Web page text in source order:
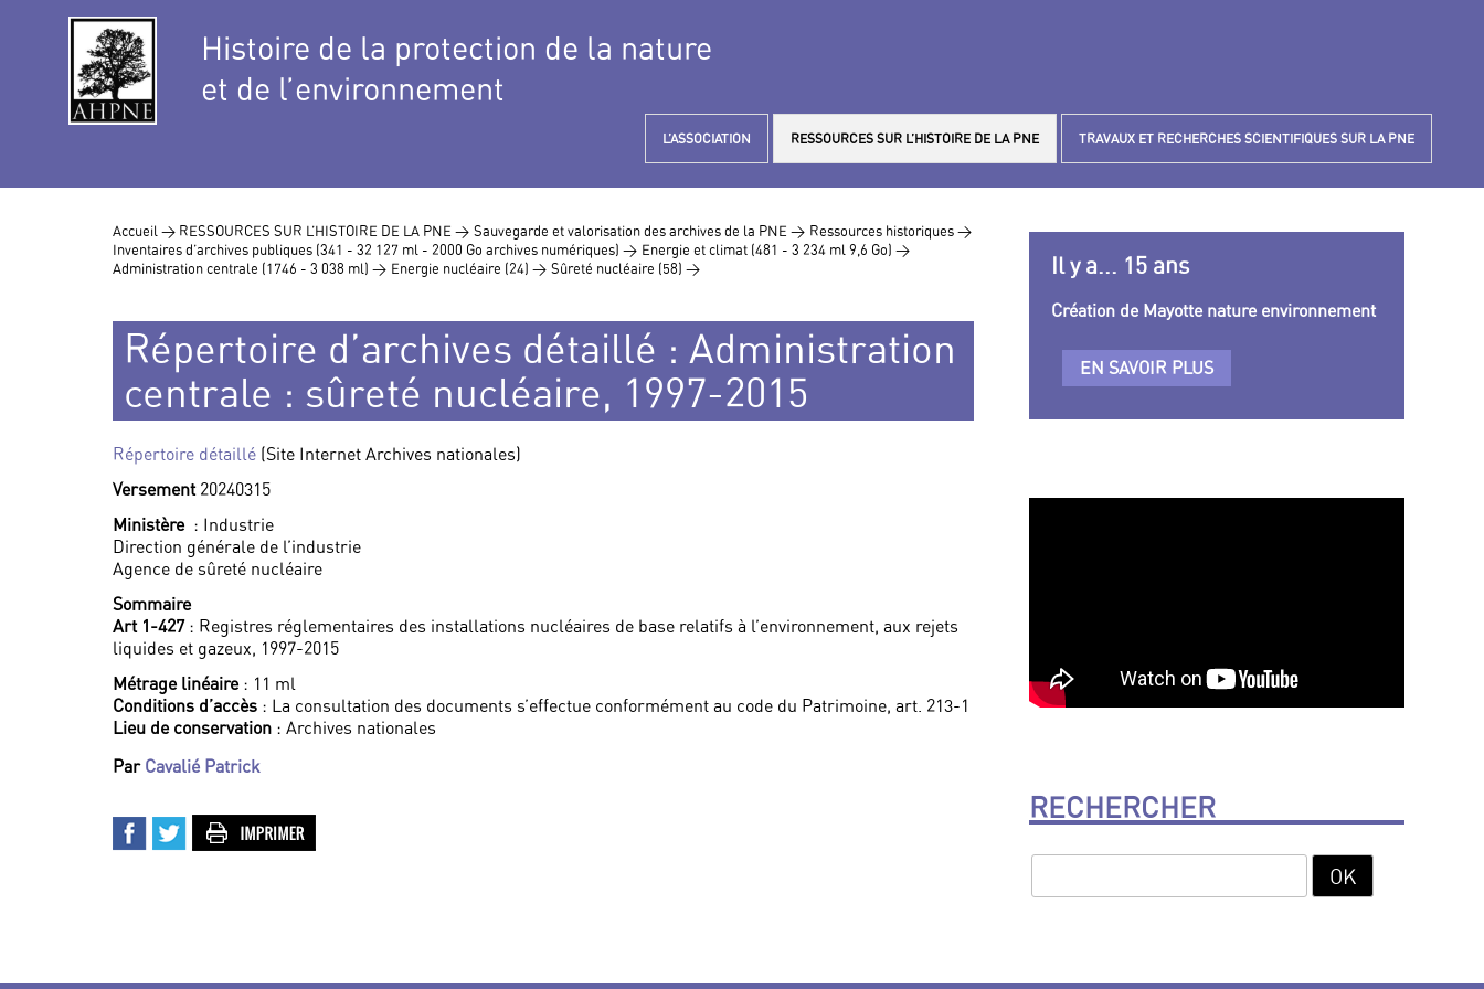
Histoire de la protection de la nature
et de l’environnement
L’ASSOCIATION RESSOURCES SUR L’HISTOIRE DE LA PNE TRAVAUX ET RECHERCHES SCIENTIFIQUES SUR LA PNE
Accueil > RESSOURCES SUR L’HISTOIRE DE LA PNE > Sauvegarde et valorisation des archives de la PNE > Ressources historiques >
Inventaires d’archives publiques (341 - 32 127 ml - 2000 Go archives numériques) > Energie et climat (481 - 3 234 ml 9,6 Go) >
Administration centrale (1746 - 3 038 ml) > Energie nucléaire (24) > Sûreté nucléaire (58) >
Répertoire d’archives détaillé : Administration
centrale : sûreté nucléaire, 1997-2015
Répertoire détaillé (Site Internet Archives nationales)
Versement 20240315
Ministère : Industrie
Direction générale de l’industrie
Agence de sûreté nucléaire
Sommaire
Art 1-427: Registres réglementaires des installations nucléaires de base relatifs à l’environnement, aux rejets
liquides et gazeux, 1997-2015
Métrage linéaire: 11 ml
Conditions d’accès : La consultation des documents s’effectue conformément au code du Patrimoine, art. 213-1
Lieu de conservation : Archives nationales
Par Cavalié Patrick
Il y a... 15 ans
Création de Mayotte nature environnement
EN SAVOIR PLUS
RECHERCHER